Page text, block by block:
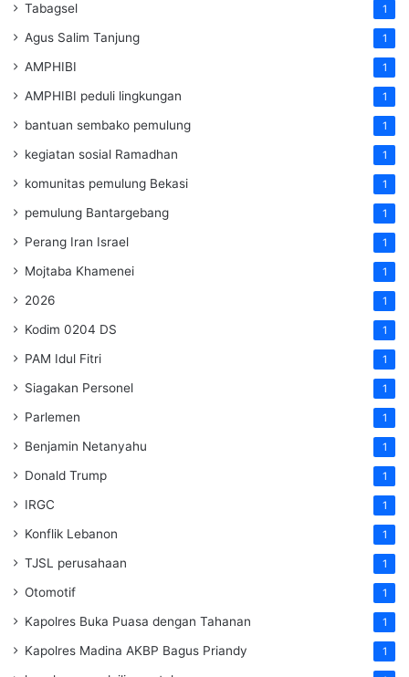
Tabagsel 1
Agus Salim Tanjung 1
AMPHIBI 1
AMPHIBI peduli lingkungan 1
bantuan sembako pemulung 1
kegiatan sosial Ramadhan 1
komunitas pemulung Bekasi 1
pemulung Bantargebang 1
Perang Iran Israel 1
Mojtaba Khamenei 1
2026 1
Kodim 0204 DS 1
PAM Idul Fitri 1
Siagakan Personel 1
Parlemen 1
Benjamin Netanyahu 1
Donald Trump 1
IRGC 1
Konflik Lebanon 1
TJSL perusahaan 1
Otomotif 1
Kapolres Buka Puasa dengan Tahanan 1
Kapolres Madina AKBP Bagus Priandy 1